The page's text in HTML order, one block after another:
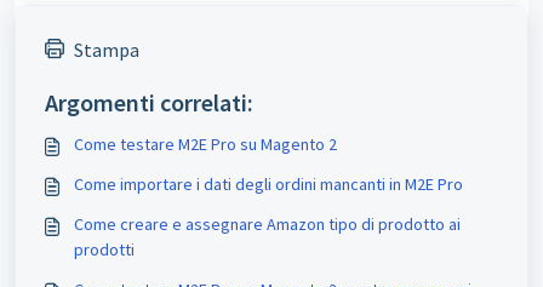
Stampa
Argomenti correlati:
Come testare M2E Pro su Magento 2
Come importare i dati degli ordini mancanti in M2E Pro
Come creare e assegnare Amazon tipo di prodotto ai
prodotti